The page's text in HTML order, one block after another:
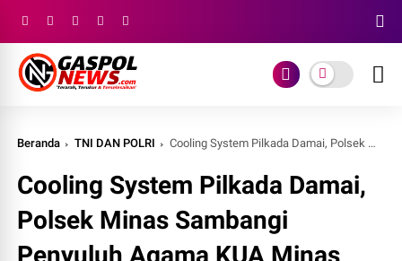
Beranda TNI DAN POLRI Cooling System Pilkada Damai, Polsek Minas Sambangi Penyuluh Agama KUA Minas
Cooling System Pilkada Damai,
Polsek Minas Sambangi